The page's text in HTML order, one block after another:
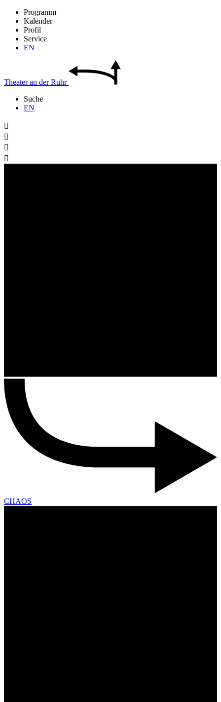
Programm
Kalender
Profil
Service
EN
Theateran derRuhr
Suche
EN




CHAOS